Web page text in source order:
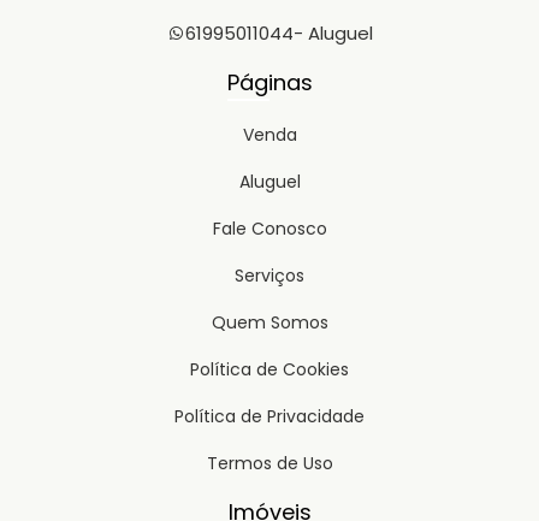
61995011044- Aluguel
Páginas
Venda
Aluguel
Fale Conosco
Serviços
Quem Somos
Política de Cookies
Política de Privacidade
Termos de Uso
Imóveis